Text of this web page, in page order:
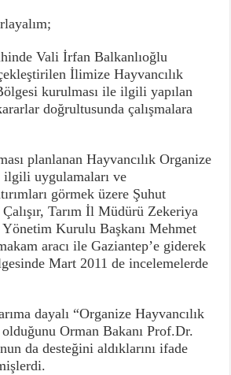
Vali İrfan Balkanlıoğlu
İlimize Hayvancılık
kurulması ile ilgili yapılan
doğrultusunda çalışmalara
planlanan Hayvancılık Organize
uygulamaları ve
görmek üzere Şuhut
Tarım İl Müdürü Zekeriya
Kurulu Başkanı Mehmet
aracı ile Gaziantep’e giderek
Mart 2011 de incelemelerde
dayalı “Organize Hayvancılık
Orman Bakanı Prof.Dr.
da desteğini aldıklarını ifade